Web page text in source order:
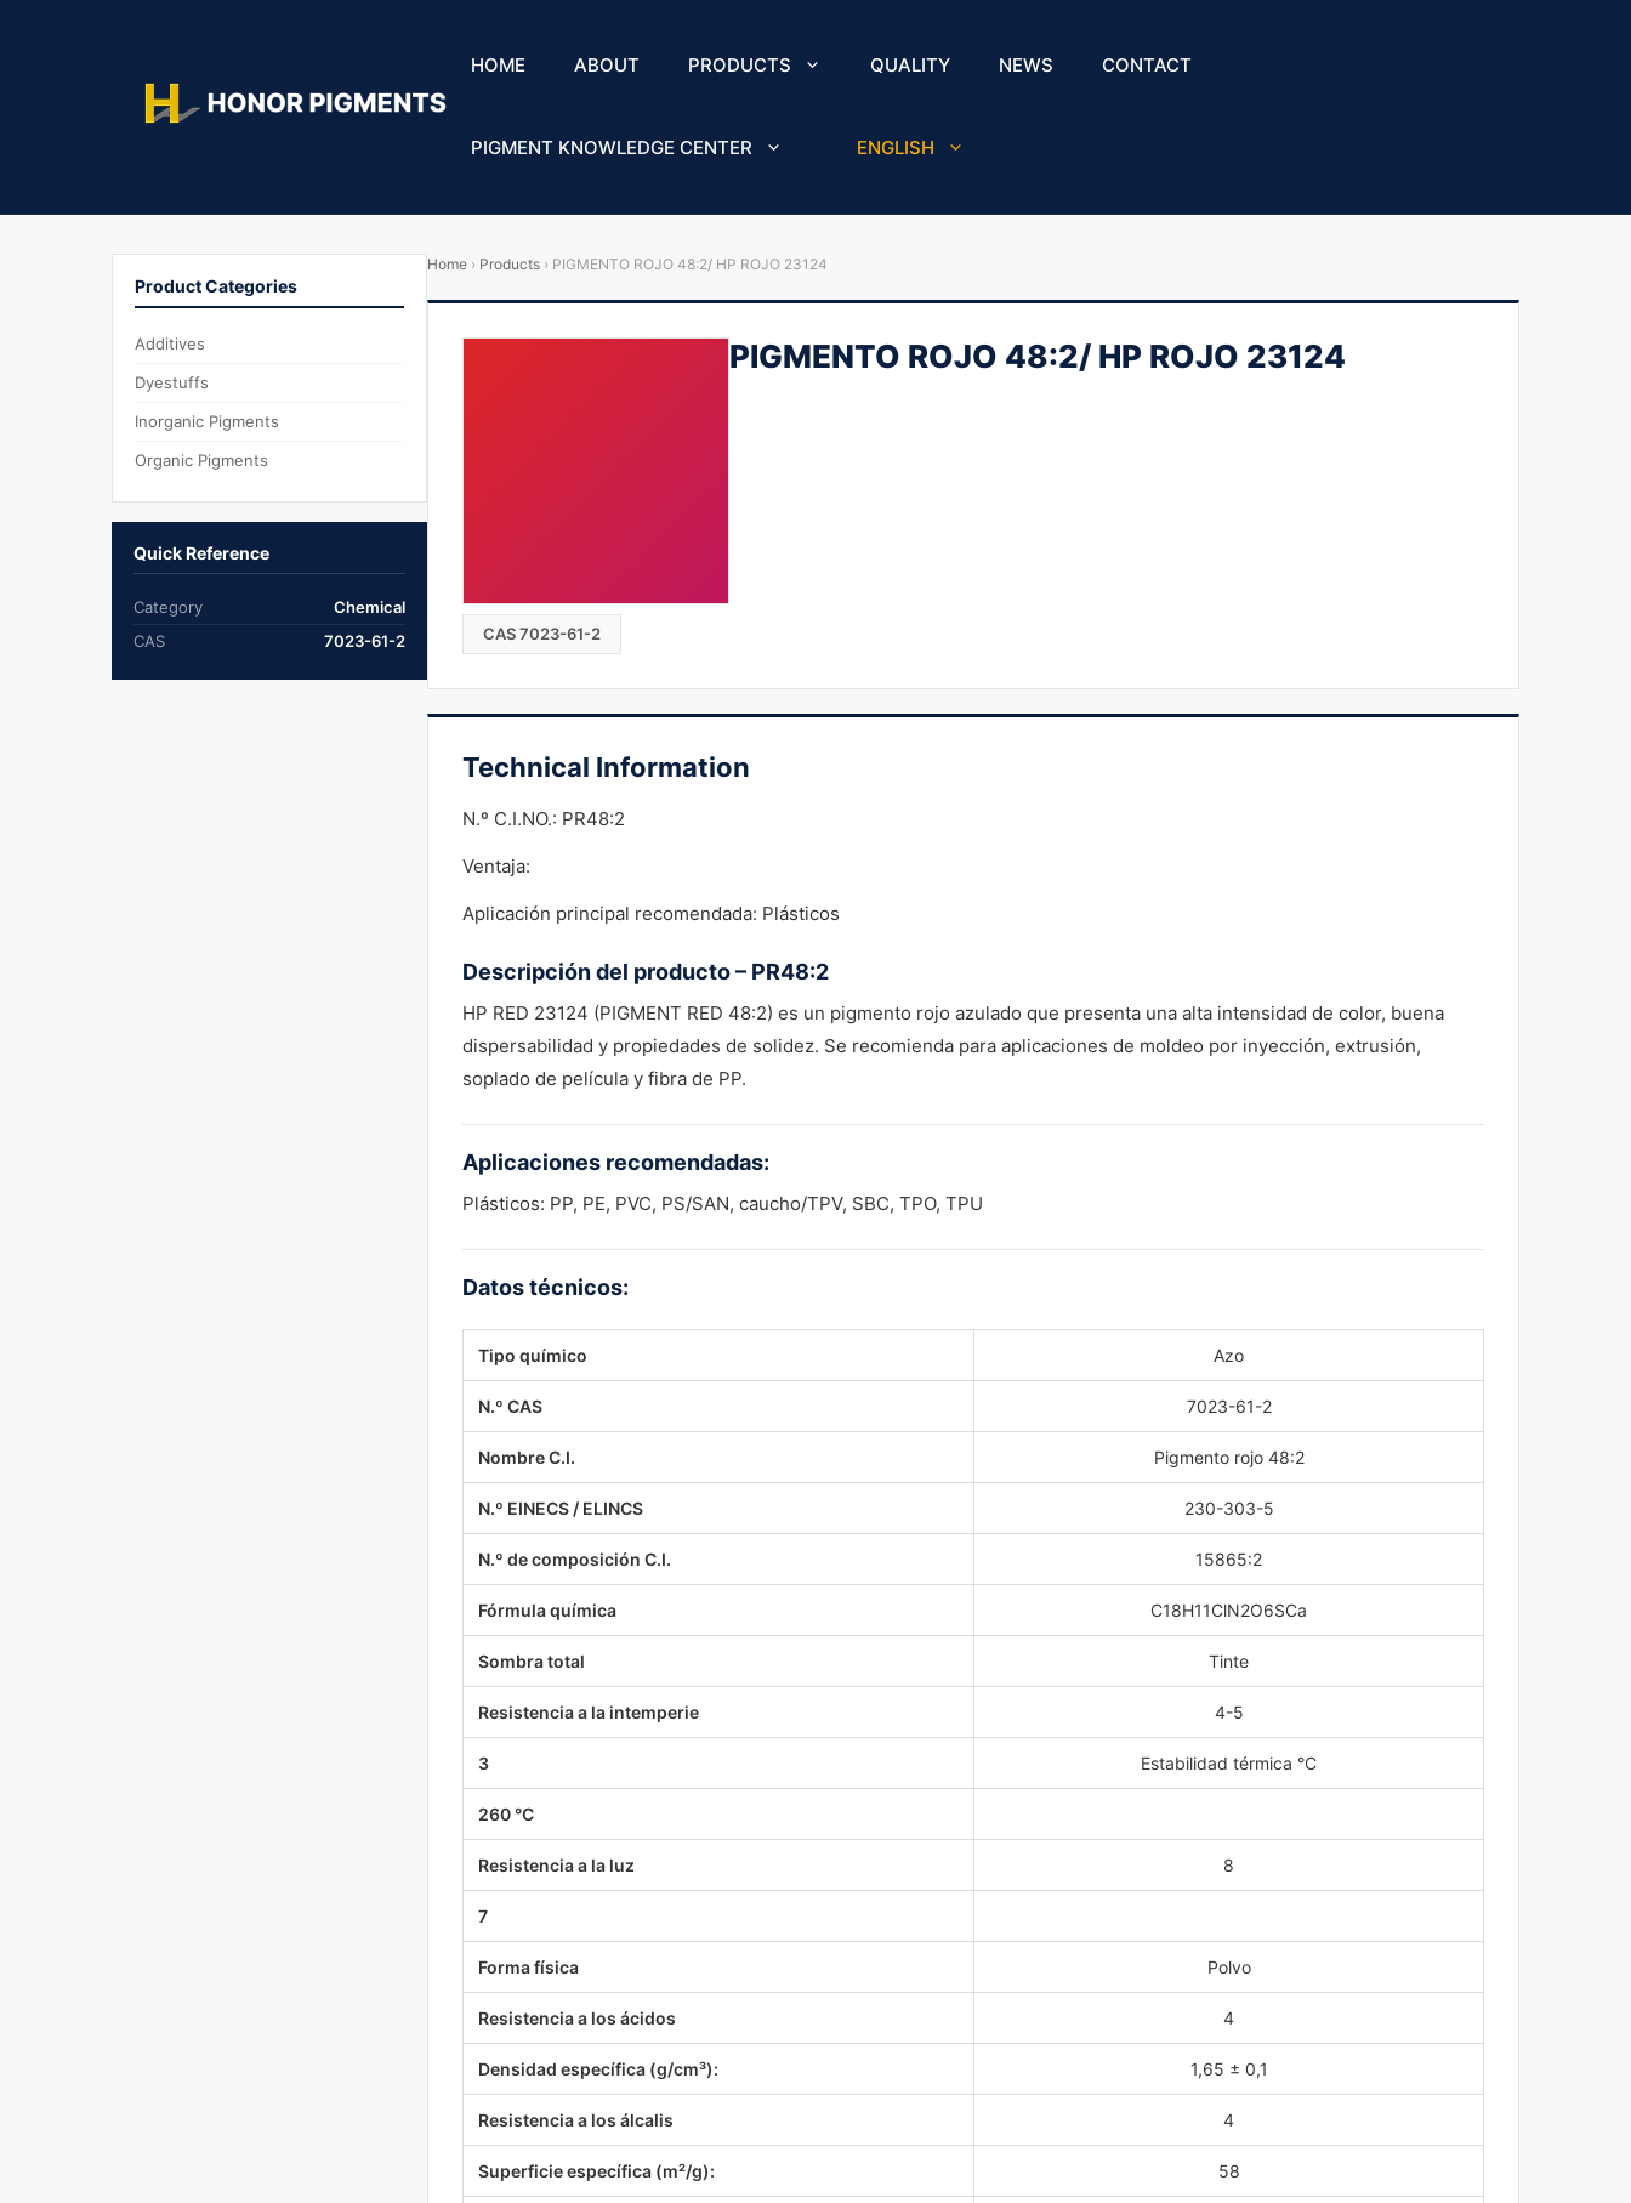
HOME ABOUT PRODUCTS QUALITY NEWS CONTACT
PIGMENT KNOWLEDGE CENTER ENGLISH
Product Categories
Additives
Dyestuffs
Inorganic Pigments
Organic Pigments
Quick Reference
Category
Chemical
CAS
7023-61-2
Home › Products › PIGMENTO ROJO 48:2/ HP ROJO 23124
PIGMENTO ROJO 48:2/ HP ROJO 23124
CAS 7023-61-2
Technical Information
N.º C.I.NO.: PR48:2
Ventaja:
Aplicación principal recomendada: Plásticos
Descripción del producto – PR48:2
HP RED 23124 (PIGMENT RED 48:2) es un pigmento rojo azulado que presenta una alta intensidad de color, buena
dispersabilidad y propiedades de solidez. Se recomienda para aplicaciones de moldeo por inyección, extrusión,
soplado de película y fibra de PP.
Aplicaciones recomendadas:
Plásticos: PP, PE, PVC, PS/SAN, caucho/TPV, SBC, TPO, TPU
Datos técnicos:
Tipo químico Azo
N.º CAS 7023-61-2
Nombre C.I. Pigmento rojo 48:2
N.º EINECS / ELINCS 230-303-5
N.º de composición C.I. 15865:2
Fórmula química C18H11ClN2O6SCa
Sombra total Tinte
Resistencia a la intemperie 4-5
3 Estabilidad térmica °C
260 °C
Resistencia a la luz 8
7
Forma física Polvo
Resistencia a los ácidos 4
Densidad específica (g/cm³): 1,65 ± 0,1
Resistencia a los álcalis 4
Superficie específica (m²/g): 58